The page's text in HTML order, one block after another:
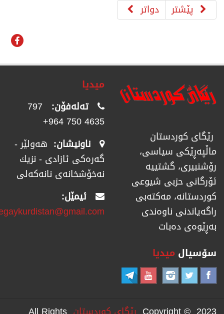
پێشتر
دواتر
رێگای كوردستان
ماڵپەڕێكی سیاسی،
رۆشنبیری، گشتییە
ئۆرگانی حزبی شیوعی
كوردستانە، مەكتەبی
راگەیاندنی ناوەندی
بەڕێوەی دەبات
میدیا
تەلەفۆن: 797
4635 750 964+
ناونیشان: هەولێر -
گەرەکی ئازادی - نزیك
نەخۆشخانەی نانەکەلی
ئیمێل:
سۆسیال میدیا